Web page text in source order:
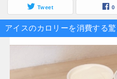
Tweet 0
アイスのカロリーを消費する